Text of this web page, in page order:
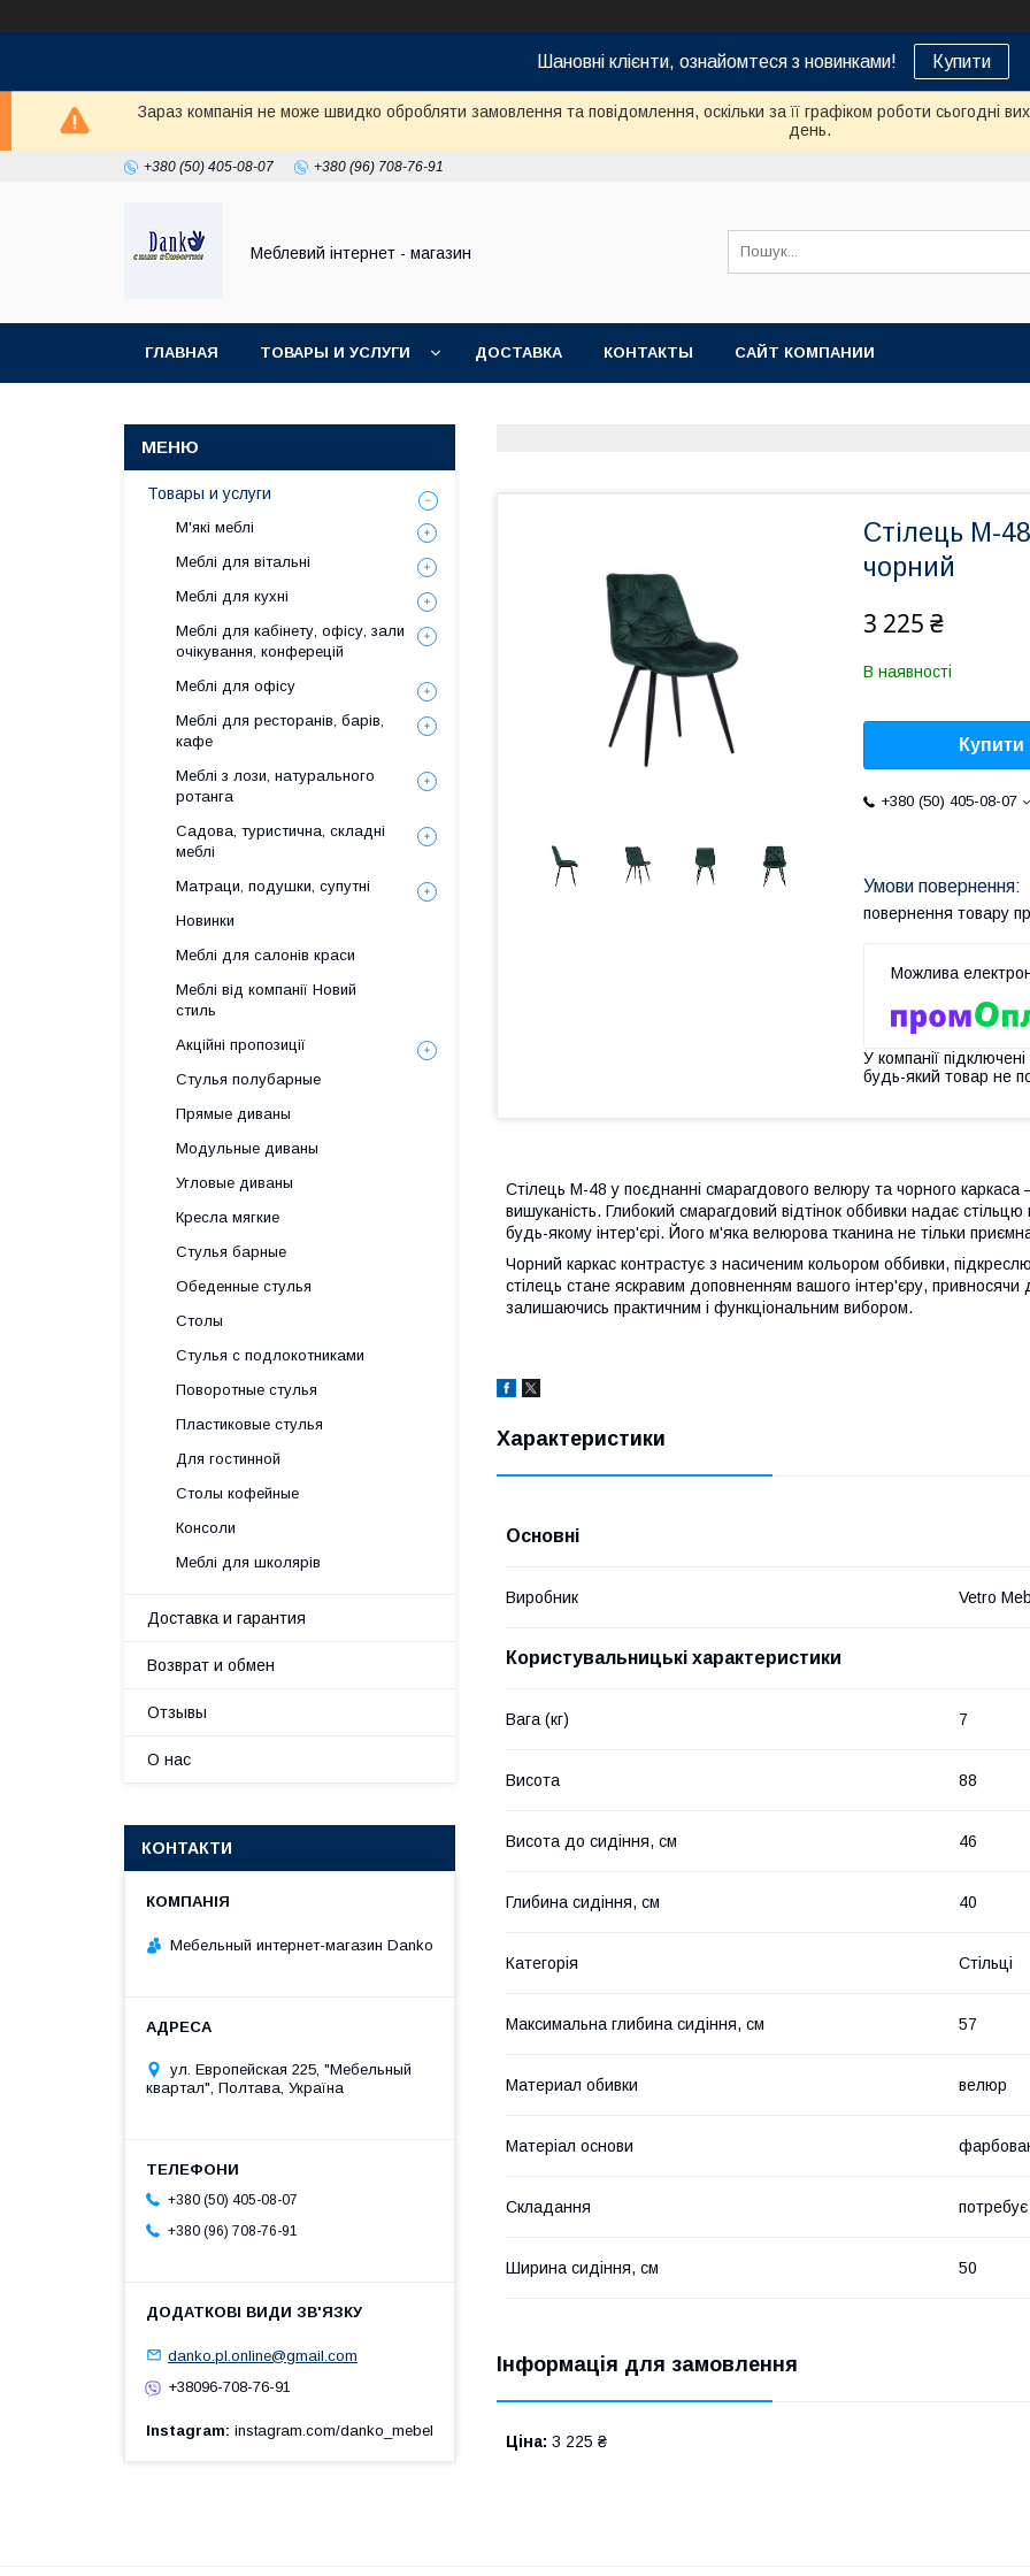
Шановні клієнти, ознайомтеся з новинками! Купити
Зараз компанія не може швидко обробляти замовлення та повідомлення, оскільки за її графіком роботи сьогодні
день.
+380 (50) 405-08-07 +380 (96) 708-76-91
Меблевий інтернет - магазин
ГЛАВНАЯ ТОВАРЫ И УСЛУГИ ДОСТАВКА КОНТАКТЫ САЙТ КОМПАНИИ
Стілець M-
чорний
3 225 ₴
В наявності
Купити
+380 (50) 405-08-07
повернення товару
У компанії
будь-який товар не
Стілець M-48 у поєднанні смарагдового велюру та чорного каркаса
вишуканість. Глибокий смарагдовий відтінок оббивки надає
будь-якому інтер'єрі. Його м'яка велюрова тканина не тільки
Чорний каркас контрастує з насиченим кольором оббивки,
стілець стане яскравим доповненням вашого інтер'єру, привносячи
залишаючись практичним і функціональним вибором.
Характеристики
Основні
Виробник Vetro
Користувальницькі характеристики
Вага (кг) 7
Висота 88
Висота до сидіння, см 46
Глибина сидіння, см 40
Категорія Стільці
Максимальна глибина сидіння, см 57
Материал обивки велюр
Матеріал основи
Складання
Ширина сидіння, см 50
Інформація для замовлення
Ціна: 3 225 ₴
Товары и услуги
М'які меблі
Меблі для вітальні
Меблі для кухні
Меблі для кабінету, офісу, зали
очікування, конферецій
Меблі для офісу
Меблі для ресторанів, барів,
кафе
Меблі з лози, натурального
ротанга
Садова, туристична, складні
меблі
Матраци, подушки, супутні
Новинки
Меблі для салонів краси
Меблі від компанії Новий
стиль
Акційні пропозиції
Стулья полубарные
Прямые диваны
Модульные диваны
Угловые диваны
Кресла мягкие
Стулья барные
Обеденные стулья
Столы
Стулья с подлокотниками
Поворотные стулья
Пластиковые стулья
Для гостинной
Столы кофейные
Консоли
Меблі для школярів
Доставка и гарантия
Возврат и обмен
Отзывы
О нас
КОНТАКТИ
Мебельный интернет-магазин Danko
ул. Европейская 225, "Мебельный
квартал", Полтава, Україна
+380 (50) 405-08-07
+380 (96) 708-76-91
danko.pl.online@gmail.com
+38096-708-76-91
Instagram instagram.com/danko_mebel